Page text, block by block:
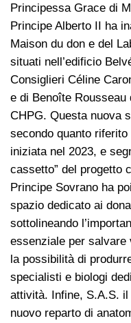
Principessa Grace di
Principe Alberto II ha
Maison du don e del
situati nell’edificio
Consiglieri Céline
e di Benoîte
CHPG. Questa nuova
secondo quanto
iniziata nel 2023, e
cassetto” del progetto
Principe Sovrano ha
spazio dedicato ai
sottolineando
essenziale per salvare
la possibilità di
specialisti e biologi
attività. Infine, S.A.S.
nuovo reparto di